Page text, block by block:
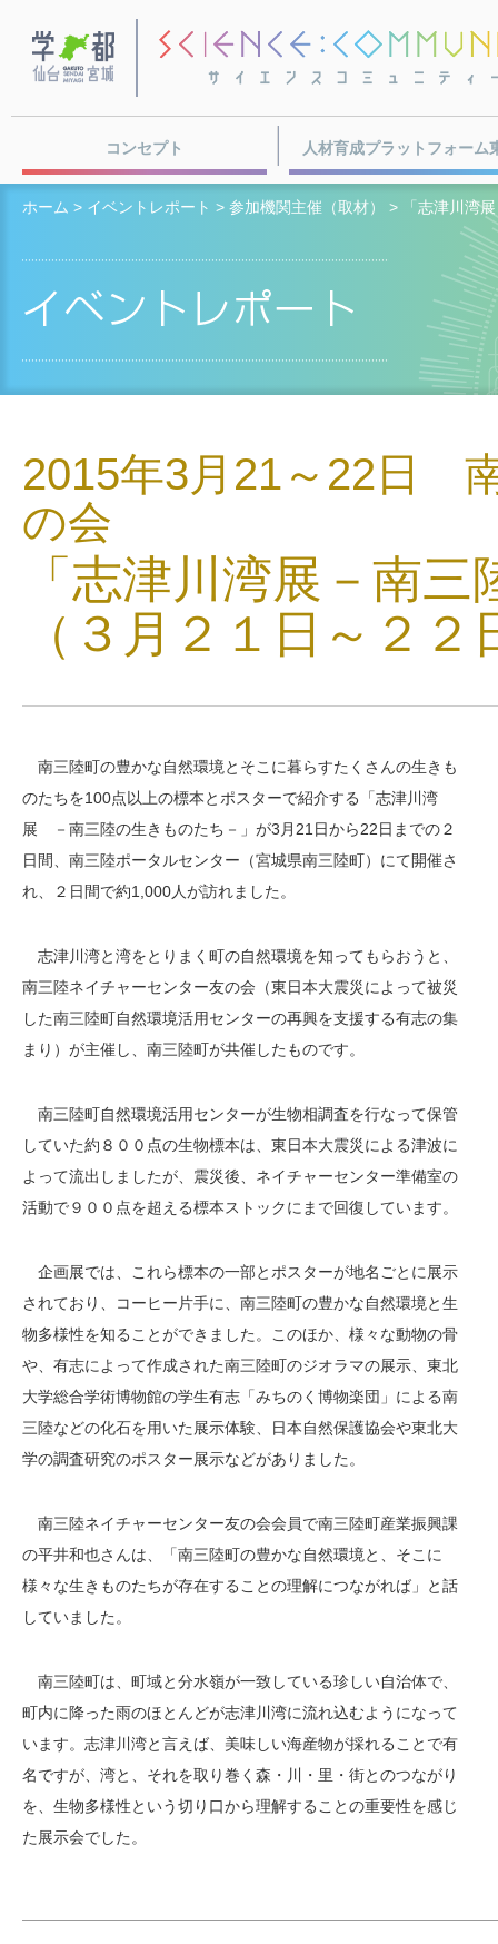
学都・仙台宮城
コンセプト 人材育成プラットフォーム
ホーム > イベントレポート > 参加機関主催（取材） > 「志津川湾
2015年3月21～22日
の会
「志津川湾展－南
（３月２１日～２
南三陸町の豊かな自然環境とそこに暮らすたくさんの生きも
のたちを100点以上の標本とポスターで紹介する「志津川湾
展 －南三陸の生きものたち－」が3月21日から22日までの２
日間、南三陸ポータルセンター（宮城県南三陸町）にて開催さ
れ、２日間で約1,000人が訪れました。
志津川湾と湾をとりまく町の自然環境を知ってもらおうと、
南三陸ネイチャーセンター友の会（東日本大震災によって被災
した南三陸町自然環境活用センターの再興を支援する有志の集
まり）が主催し、南三陸町が共催したものです。
南三陸町自然環境活用センターが生物相調査を行なって保管
していた約８００点の生物標本は、東日本大震災による津波に
よって流出しましたが、震災後、ネイチャーセンター準備室の
活動で９００点を超える標本ストックにまで回復しています。
企画展では、これら標本の一部とポスターが地名ごとに展示
されており、コーヒー片手に、南三陸町の豊かな自然環境と生
物多様性を知ることができました。このほか、様々な動物の骨
や、有志によって作成された南三陸町のジオラマの展示、東北
大学総合学術博物館の学生有志「みちのく博物楽団」による南
三陸などの化石を用いた展示体験、日本自然保護協会や東北大
学の調査研究のポスター展示などがありました。
南三陸ネイチャーセンター友の会会員で南三陸町産業振興課
の平井和也さんは、「南三陸町の豊かな自然環境と、そこに
様々な生きものたちが存在することの理解につながれば」と話
していました。
南三陸町は、町域と分水嶺が一致している珍しい自治体で、
町内に降った雨のほとんどが志津川湾に流れ込むようになって
います。志津川湾と言えば、美味しい海産物が採れることで有
名ですが、湾と、それを取り巻く森・川・里・街とのつながり
を、生物多様性という切り口から理解することの重要性を感じ
た展示会でした。